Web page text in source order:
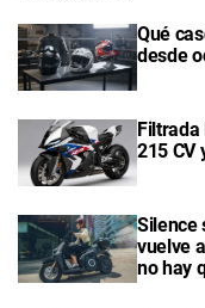
Qué
desde
Filtrada
215 CV
Silence
vuelve
no hay